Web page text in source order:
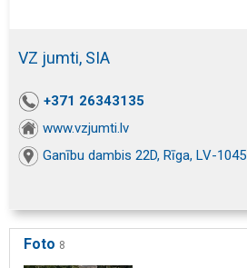
VZ jumti, SIA
+371 26343135
www.vzjumti.lv
Ganību dambis 22D, Rīga, LV-1045
Foto 8